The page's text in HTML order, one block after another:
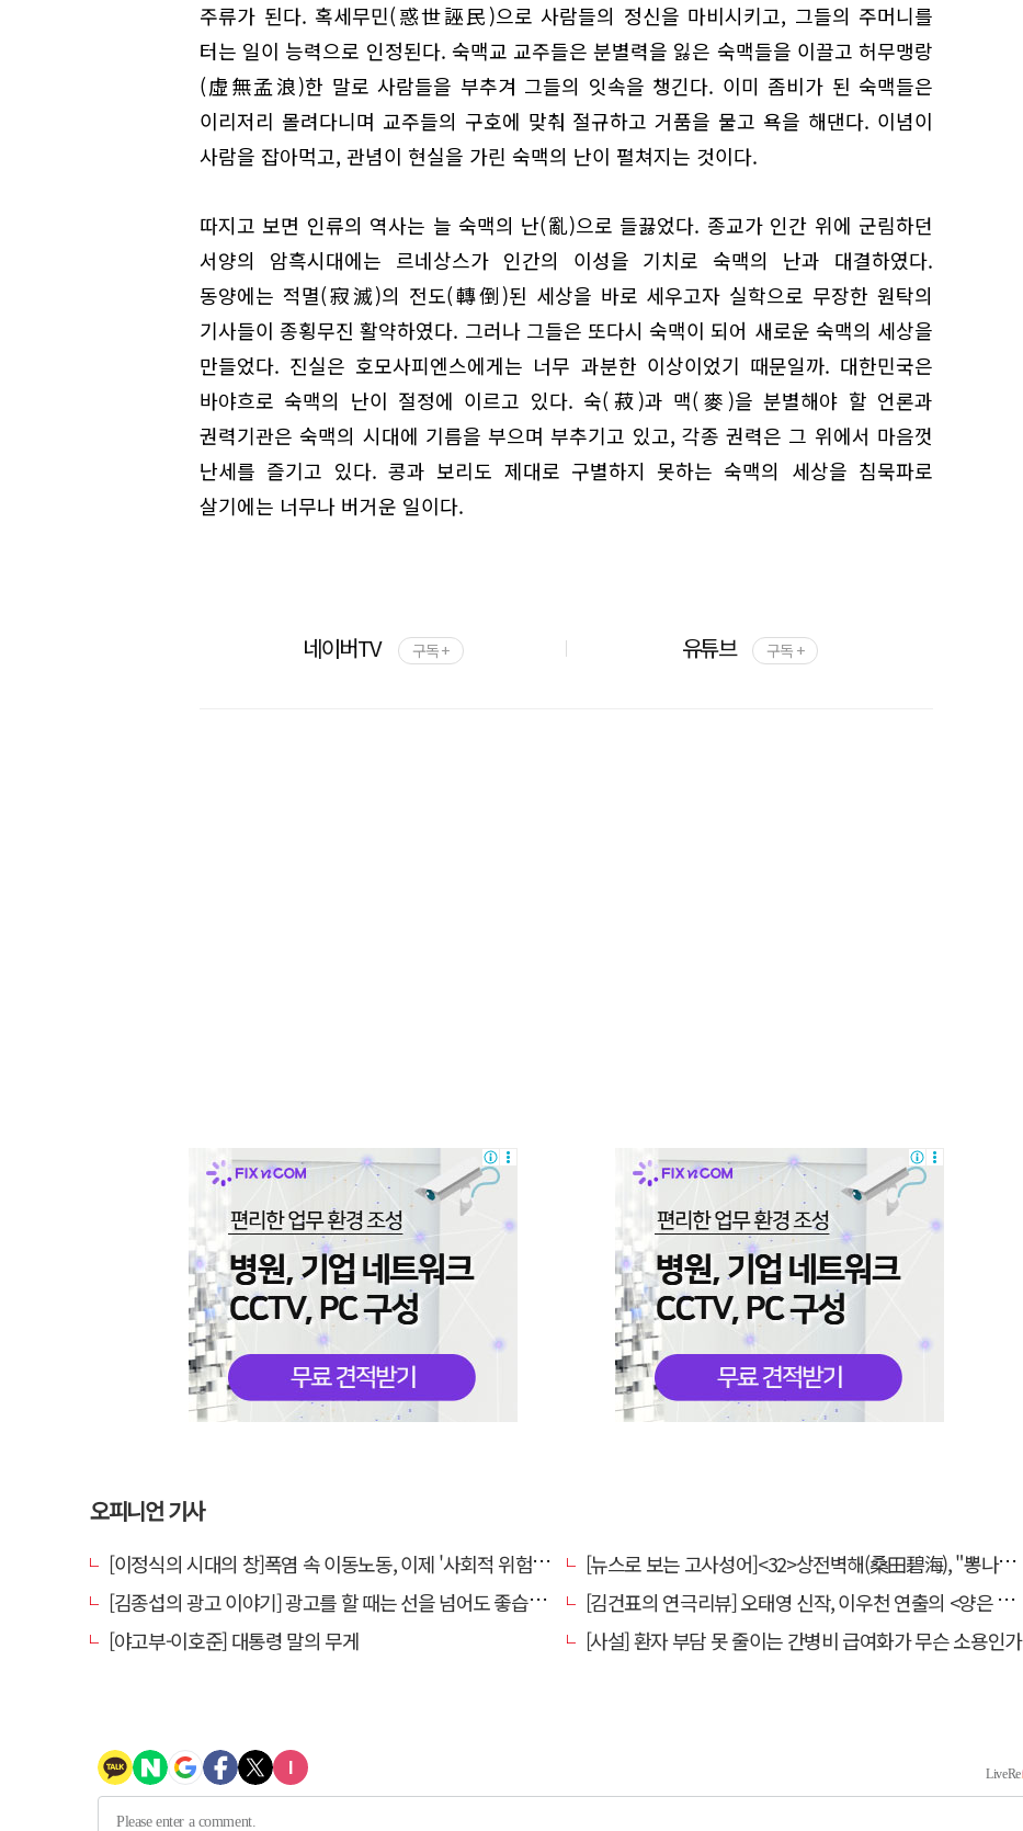
주류가 된다. 혹세무민(惑世誣民)으로 사람들의 정신을 마비시키고, 그들의 주머니를
터는 일이 능력으로 인정된다. 숙맥교 교주들은 분별력을 잃은 숙맥들을 이끌고 허무맹랑
(虛無孟浪)한 말로 사람들을 부추겨 그들의 잇속을 챙긴다. 이미 좀비가 된 숙맥들은
이리저리 몰려다니며 교주들의 구호에 맞춰 절규하고 거품을 물고 욕을 해댄다. 이념이
사람을 잡아먹고, 관념이 현실을 가린 숙맥의 난이 펼쳐지는 것이다.
따지고 보면 인류의 역사는 늘 숙맥의 난(亂)으로 들끓었다. 종교가 인간 위에 군림하던
서양의 암흑시대에는 르네상스가 인간의 이성을 기치로 숙맥의 난과 대결하였다.
동양에는 적멸(寂滅)의 전도(轉倒)된 세상을 바로 세우고자 실학으로 무장한 원탁의
기사들이 종횡무진 활약하였다. 그러나 그들은 또다시 숙맥이 되어 새로운 숙맥의 세상을
만들었다. 진실은 호모사피엔스에게는 너무 과분한 이상이었기 때문일까. 대한민국은
바야흐로 숙맥의 난이 절정에 이르고 있다. 숙(菽)과 맥(麥)을 분별해야 할 언론과
권력기관은 숙맥의 시대에 기름을 부으며 부추기고 있고, 각종 권력은 그 위에서 마음껏
난세를 즐기고 있다. 콩과 보리도 제대로 구별하지 못하는 숙맥의 세상을 침묵파로
살기에는 너무나 버거운 일이다.
네이버TV 구독 + 유튜브 구독 +
오피니언 기사
[이정식의 시대의 창]폭염 속 이동노동, 이제 '사회적 위험 관리'로 전환할 때
[뉴스로 보는 고사성어]<32>상전벽해(桑田碧海), "뽕나무밭이 푸른 바다가 되었다."
[김종섭의 광고 이야기] 광고를 할 때는 선을 넘어도 좋습니다.
[김건표의 연극리뷰] 오태영 신작, 이우천 연출의 <양은 양순하다>"국민을 온순한 양으로 길들이는 전체주의적 정치의 알레고리"
[야고부-이호준] 대통령 말의 무게
[사설] 환자 부담 못 줄이는 간병비 급여화가 무슨 소용인가